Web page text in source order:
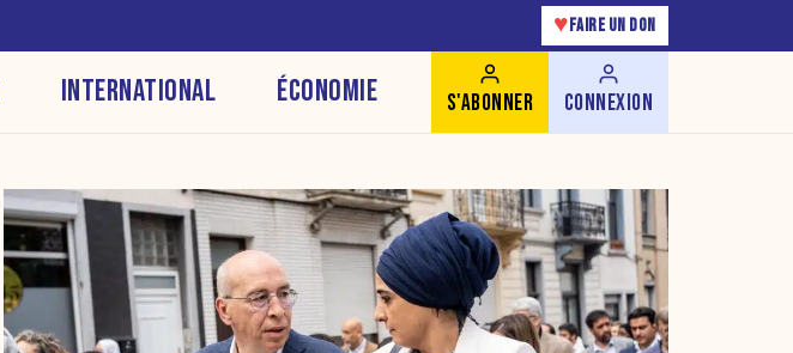
♥ FAIRE UN DON
INTERNATIONAL ÉCONOMIE S'ABONNER CONNEXION